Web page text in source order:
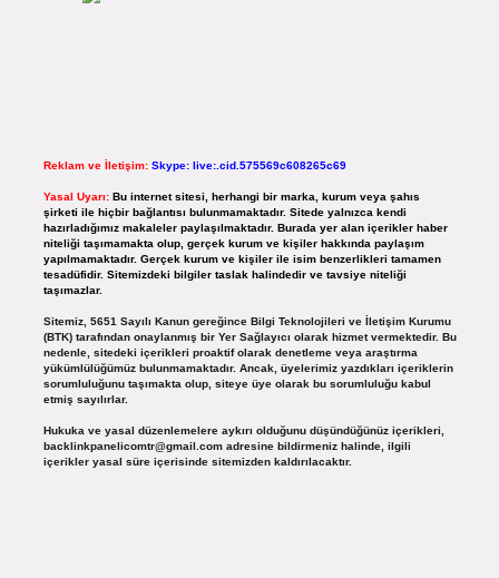
Reklam ve İletişim: Skype: live:.cid.575569c608265c69
Yasal Uyarı: Bu internet sitesi, herhangi bir marka, kurum veya şahıs
şirketi ile hiçbir bağlantısı bulunmamaktadır. Sitede yalnızca kendi
hazırladığımız makaleler paylaşılmaktadır. Burada yer alan içerikler haber
niteliği taşımamakta olup, gerçek kurum ve kişiler hakkında paylaşım
yapılmamaktadır. Gerçek kurum ve kişiler ile isim benzerlikleri tamamen
tesadüfidir. Sitemizdeki bilgiler taslak halindedir ve tavsiye niteliği
taşımazlar.
Sitemiz, 5651 Sayılı Kanun gereğince Bilgi Teknolojileri ve İletişim Kurumu
(BTK) tarafından onaylanmış bir Yer Sağlayıcı olarak hizmet vermektedir. Bu
nedenle, sitedeki içerikleri proaktif olarak denetleme veya araştırma
yükümlülüğümüz bulunmamaktadır. Ancak, üyelerimiz yazdıkları içeriklerin
sorumluluğunu taşımakta olup, siteye üye olarak bu sorumluluğu kabul
etmiş sayılırlar.
Hukuka ve yasal düzenlemelere aykırı olduğunu düşündüğünüz içerikleri,
backlinkpanelicomtr@gmail.comadresine bildirmeniz halinde, ilgili
içerikler yasal süre içerisinde sitemizden kaldırılacaktır.